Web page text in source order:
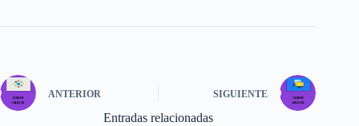
ANTERIOR SIGUIENTE
Entradas relacionadas